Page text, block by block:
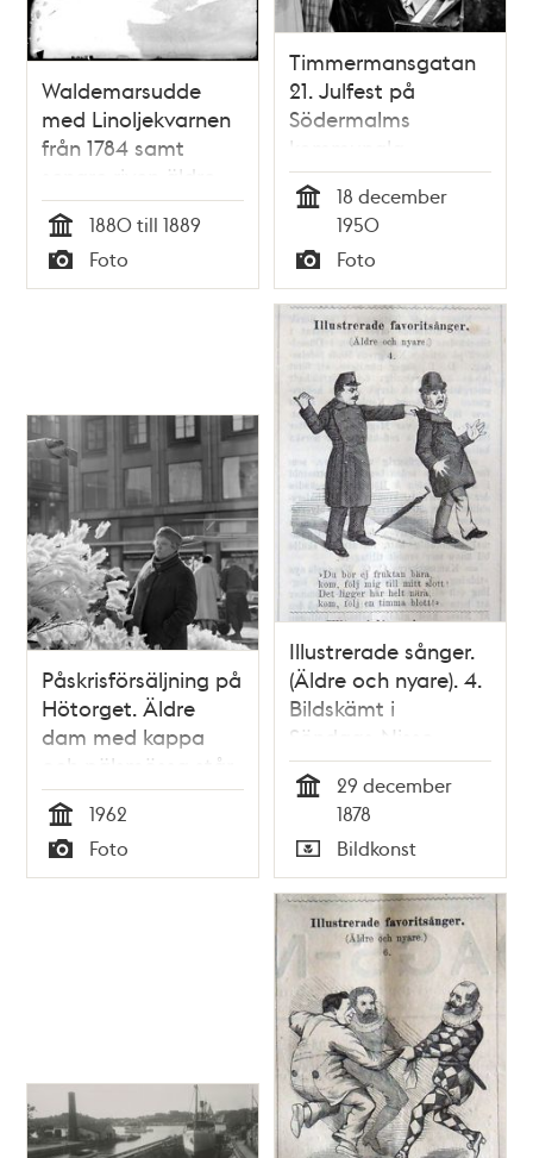
Waldemarsudde
med Linoljekvarnen
från 1784 samt
senare riven äldre
bebyggelse
Tid
1880 till 1889
Typ
Foto
Timmermansgatan
21. Julfest på
Södermalms
kommunala
flickskola.
Ungdomar och en
äldre dam samlade
runt ett piano
18 december
1950
Typ
Foto
Påskrisförsäljning på
Hötorget. Äldre
dam med kappa
och pälsmössa står
invid det
fjäderprydda riset
Tid
1962
Typ
Foto
Illustrerade sånger.
(Äldre och nyare). 4.
Bildskämt i
Söndags-Nisse –
Illustreradt
Veckoblad för
Skämt, Humor och
Satir, nr 52, den 29
december 1878
29 december
1878
Typ
Bildkonst